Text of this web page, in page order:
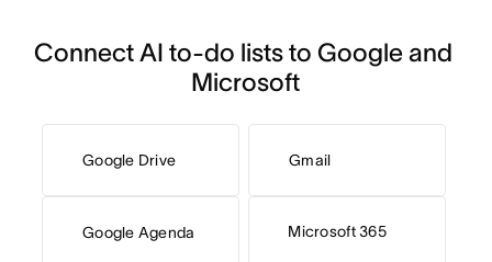
Connect AI to-do lists to Google and
Microsoft
Google Drive
Google Agenda
Gmail
Microsoft 365